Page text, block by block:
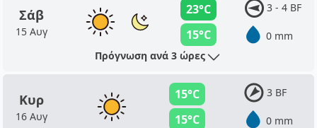
Σάβ
15 Αυγ
23°C
15°C
3 - 4 BF
0 mm
Πρόγνωση ανά 3 ώρες
Κυρ
16 Αυγ
15°C
15°C
3 BF
0 mm